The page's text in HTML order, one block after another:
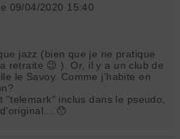
09/04/2020 15:40
jazz (bien que je ne pratique
retraite 😉 ). Or, il y a un club de
le Savoy. Comme j'habite en
inclus dans le pseudo,
😯